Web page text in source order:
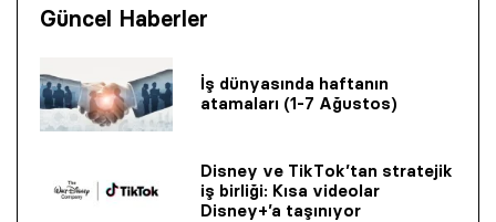
Güncel Haberler
İş dünyasında haftanın
atamaları (1-7 Ağustos)
Disney ve TikTok’tan stratejik
iş birliği: Kısa videolar
Disney+’a taşınıyor